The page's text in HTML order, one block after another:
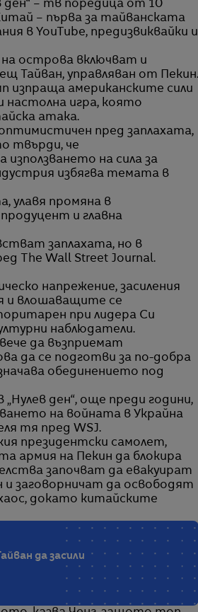
ден“ – тв поредица от 10
– първа за тайванската
в YouTube, предизвиквайки и
острова включват и
Тайван, управляван от Пекин.
изпраща американските сили
игра, която
атака.
пред заплахата,
твърди, че
на сила за
избягва темата в
улавя промяна в
и главна
заплахата, но в
The Wall Street Journal.
напрежение, засиления
и влошаващите се
при лидера Си
наблюдатели.
да възприемат
да се подготви за по-добра
обединението под
ден“, още преди години,
на войната в Украйна
тя пред WSJ.
президентски самолет,
армия на Пекин да блокира
започват да евакуират
и заговорничат да освободят
докато китайските
да засили